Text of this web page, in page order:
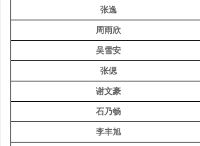
张逸
周雨欣
吴雪安
张偲
谢文豪
石乃畅
李丰旭